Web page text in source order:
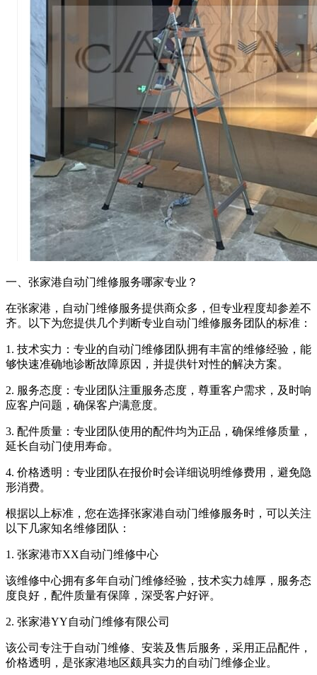
一、张家港自动门维修服务哪家专业？
在张家港，自动门维修服务提供商众多，但专业程度却参差不
齐。以下为您提供几个判断专业自动门维修服务团队的标准：
1. 技术实力：专业的自动门维修团队拥有丰富的维修经验，能
够快速准确地诊断故障原因，并提供针对性的解决方案。
2. 服务态度：专业团队注重服务态度，尊重客户需求，及时响
应客户问题，确保客户满意度。
3. 配件质量：专业团队使用的配件均为正品，确保维修质量，
延长自动门使用寿命。
4. 价格透明：专业团队在报价时会详细说明维修费用，避免隐
形消费。
根据以上标准，您在选择张家港自动门维修服务时，可以关注
以下几家知名维修团队：
1. 张家港市XX自动门维修中心
该维修中心拥有多年自动门维修经验，技术实力雄厚，服务态
度良好，配件质量有保障，深受客户好评。
2. 张家港YY自动门维修有限公司
该公司专注于自动门维修、安装及售后服务，采用正品配件，
价格透明，是张家港地区颇具实力的自动门维修企业。